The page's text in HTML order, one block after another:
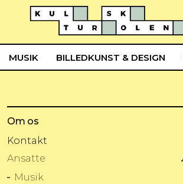
MUSIK BILLEDKUNST & DESIGN
Om os
Kontakt
Ansatte
Musik